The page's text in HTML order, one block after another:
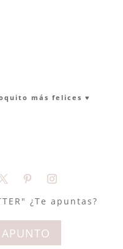
más felices ♥︎
¿Te apuntas?